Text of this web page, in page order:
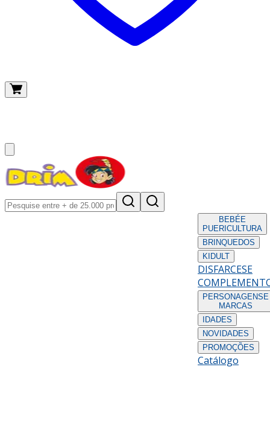
BEBÉE
PUERICULTURA
BRINQUEDOS
KIDULT
DISFARCESE
PERSONAGENS E
MARCAS
IDADES
NOVIDADES
PROMOÇÕES
Catálogo